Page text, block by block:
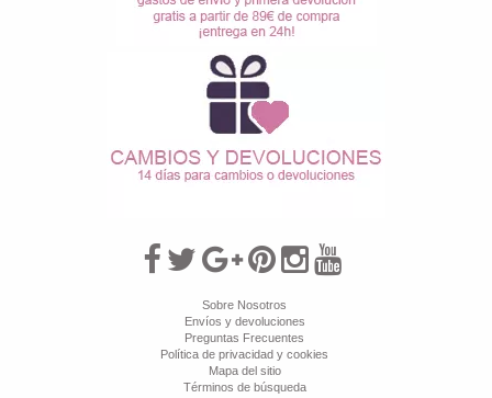
Sobre Nosotros
Envíos y devoluciones
Preguntas Frecuentes
Política de privacidad y cookies
Mapa del sitio
Términos de búsqueda